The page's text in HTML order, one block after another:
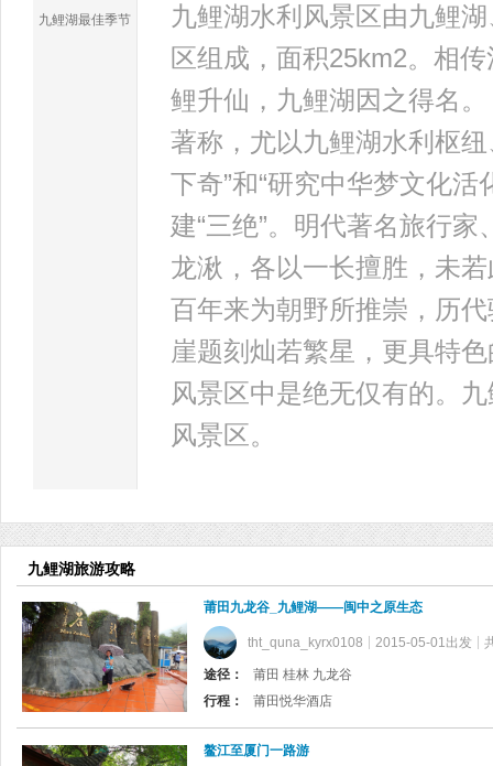
九鲤湖最佳季节
九鲤湖水利风景区由九鲤
区组成，面积25km2。相
鲤升仙，九鲤湖因之得名
著称，尤以九鲤湖水利枢
下奇”和“研究中华梦文化
建“三绝”。明代著名旅行
龙湫，各以一长擅胜，未
百年来为朝野所推崇，历
崖题刻灿若繁星，更具特
风景区中是绝无仅有的。
风景区。
九鲤湖旅游攻略
莆田九龙谷_九鲤湖——闽中之原生态
tht_quna_kyrx0108 2015-05-01出发
途径：
莆田 桂林 九龙谷
行程：
莆田悦华酒店
鳌江至厦门一路游